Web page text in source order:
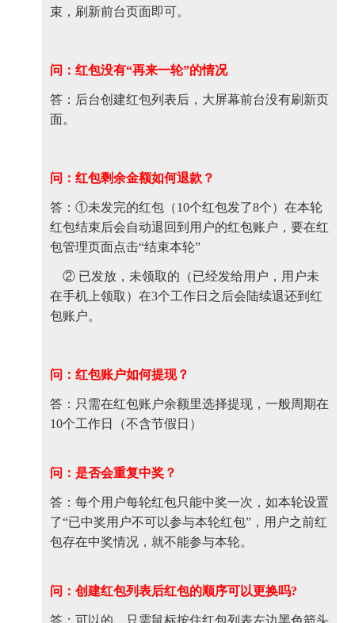
束，刷新前台页面即可。
问：红包没有“再来一轮”的情况
答：后台创建红包列表后，大屏幕前台没有刷新页
面。
问：红包剩余金额如何退款？
答：①未发完的红包（10个红包发了8个）在本轮
红包结束后会自动退回到用户的红包账户，要在红
包管理页面点击“结束本轮”
② 已发放，未领取的（已经发给用户，用户未
在手机上领取）在3个工作日之后会陆续退还到红
包账户。
问：红包账户如何提现？
答：只需在红包账户余额里选择提现，一般周期在
10个工作日（不含节假日）
问：是否会重复中奖？
答：每个用户每轮红包只能中奖一次，如本轮设置
了“已中奖用户不可以参与本轮红包”，用户之前红
包存在中奖情况，就不能参与本轮。
问：创建红包列表后红包的顺序可以更换吗?